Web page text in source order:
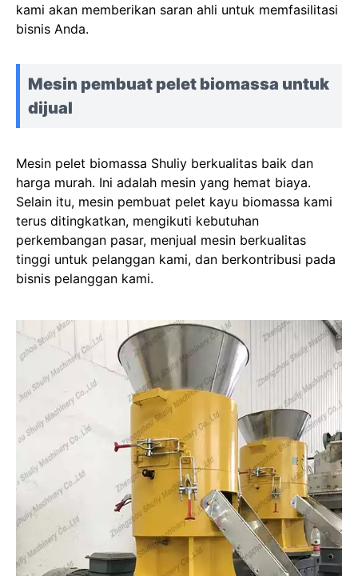
kami akan memberikan saran ahli untuk memfasilitasi
bisnis Anda.
Mesin pembuat pelet biomassa untuk
dijual
Mesin pelet biomassa Shuliy berkualitas baik dan
harga murah. Ini adalah mesin yang hemat biaya.
Selain itu, mesin pembuat pelet kayu biomassa kami
terus ditingkatkan, mengikuti kebutuhan
perkembangan pasar, menjual mesin berkualitas
tinggi untuk pelanggan kami, dan berkontribusi pada
bisnis pelanggan kami.